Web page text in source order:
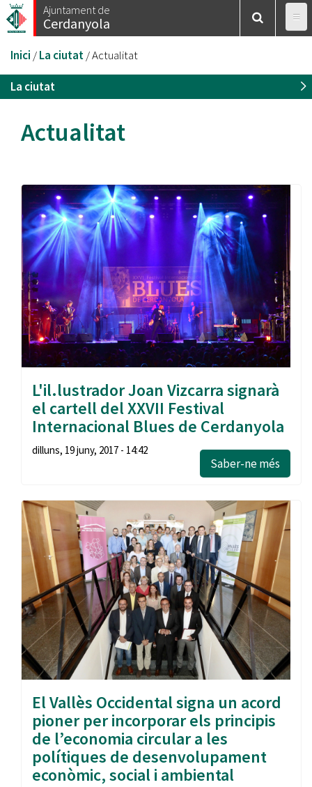
Vés
al
Ajuntament de
Cerdanyola
Esteu
aquí
Inici /La ciutat/Actualitat
La ciutat
Actualitat
L'il.lustrador Joan Vizcarra signarà
el cartell del XXVII Festival
Internacional Blues de Cerdanyola
dilluns, 19 juny, 2017 - 14:42
Saber-ne més
El Vallès Occidental signa un acord
pioner per incorporar els principis
de l’economia circular a les
polítiques de desenvolupament
econòmic, social i ambiental